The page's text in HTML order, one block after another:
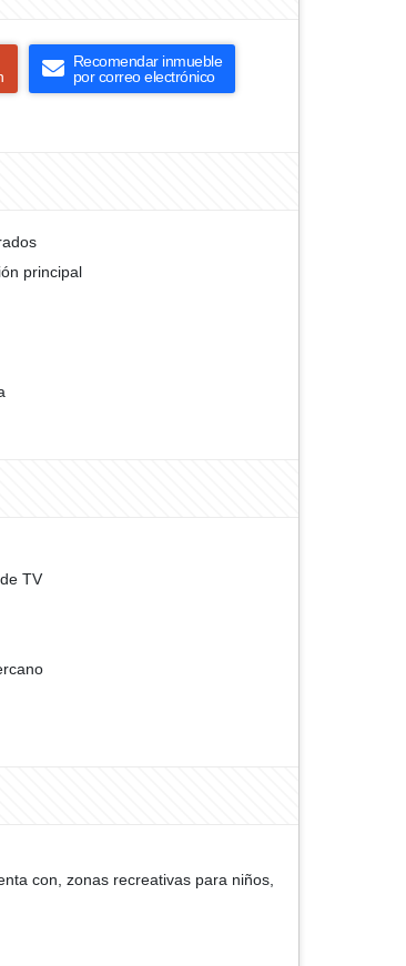
Recomendar inmueble
por correo electrónico
principal
TV
con, zonas recreativas para niños,